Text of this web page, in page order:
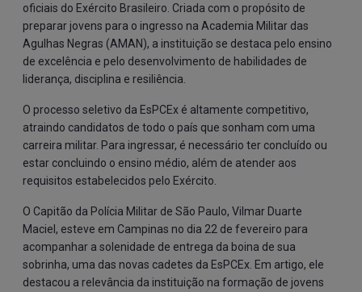
oficiais do Exército Brasileiro. Criada com o propósito de
preparar jovens para o ingresso na Academia Militar das
Agulhas Negras (AMAN), a instituição se destaca pelo ensino
de excelência e pelo desenvolvimento de habilidades de
liderança, disciplina e resiliência.
O processo seletivo da EsPCEx é altamente competitivo,
atraindo candidatos de todo o país que sonham com uma
carreira militar. Para ingressar, é necessário ter concluído ou
estar concluindo o ensino médio, além de atender aos
requisitos estabelecidos pelo Exército.
O Capitão da Polícia Militar de São Paulo, Vilmar Duarte
Maciel, esteve em Campinas no dia 22 de fevereiro para
acompanhar a solenidade de entrega da boina de sua
sobrinha, uma das novas cadetes da EsPCEx. Em artigo, ele
destacou a relevância da instituição na formação de jovens